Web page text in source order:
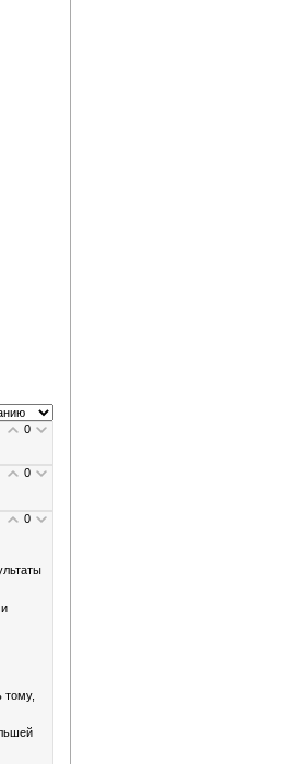
0
0
0
тому,